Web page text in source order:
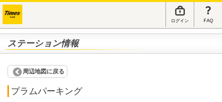
ログイン FAQ
ステーション情報
周辺地図に戻る
プラムパーキング